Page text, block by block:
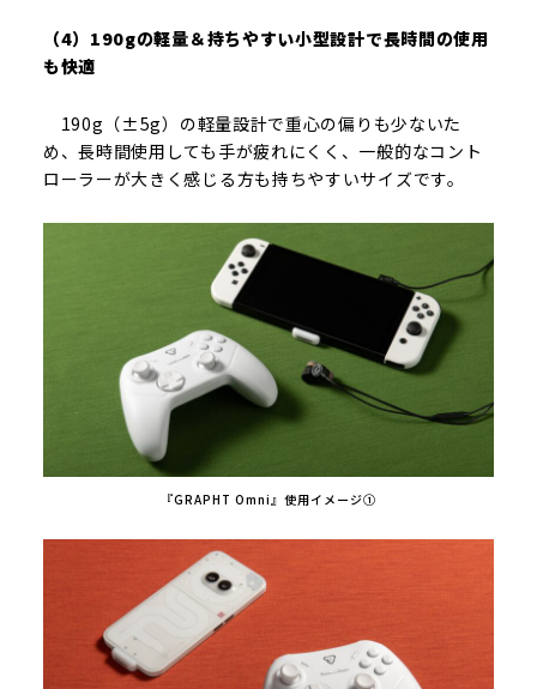
（4）190gの軽量＆持ちやすい小型設計で長時間の使用
も快適
190g（±5g）の軽量設計で重心の偏りも少ないた
め、長時間使用しても手が疲れにくく、一般的なコント
ローラーが大きく感じる方も持ちやすいサイズです。
『GRAPHT Omni』使用イメージ①